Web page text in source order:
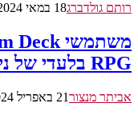
רותם גולדברג18 במאי 2024
RPG בלעדי של נינטנדו סוויץ'
אביתר מנצור21 באפריל 2024